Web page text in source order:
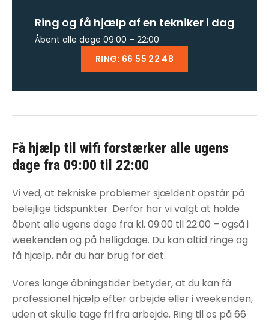
Ring og få hjælp af en tekniker i dag
Åbent alle dage 09:00 – 22:00
RING: 66 55 22 48
Få hjælp til wifi forstærker alle ugens
dage fra 09:00 til 22:00
Vi ved, at tekniske problemer sjældent opstår på
belejlige tidspunkter. Derfor har vi valgt at holde
åbent alle ugens dage fra kl. 09:00 til 22:00 – også i
weekenden og på helligdage. Du kan altid ringe og
få hjælp, når du har brug for det.
Vores lange åbningstider betyder, at du kan få
professionel hjælp efter arbejde eller i weekenden,
uden at skulle tage fri fra arbejde. Ring til os på 66